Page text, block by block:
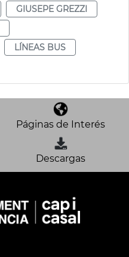
GIUSEPE GREZZI
LÍNEAS BUS
Páginas de Interés
Descargas